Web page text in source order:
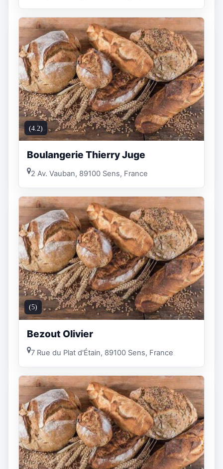
(4.2)
Boulangerie Thierry Juge
2 Av. Vauban, 89100 Sens, France
(5)
Bezout Olivier
7 Rue du Plat d'Étain, 89100 Sens, France